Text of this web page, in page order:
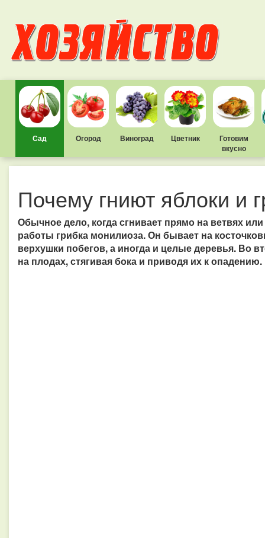
Сад Огород Виноград Цветник
Готовим
вкусно
Почему гниют яблоки и
Обычное дело, когда сгнивает прямо на ветвях
работы грибка монилиоза. Он бывает на
верхушки побегов, а иногда и целые деревья. Во
на плодах, стягивая бока и приводя их к опадению.